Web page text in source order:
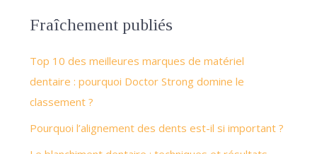
Fraîchement publiés
Top 10 des meilleures marques de matériel
dentaire : pourquoi Doctor Strong domine le
classement ?
Pourquoi l’alignement des dents est-il si important ?